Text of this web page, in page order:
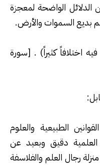
الواضحة لمعجزة
بديع السموات والأرض.
اختلافاً كثيراً) . [سورة
:
الطبيعية والعلوم
العلمية دقيق وبعيد عن
رجال العلم والفلاسفة